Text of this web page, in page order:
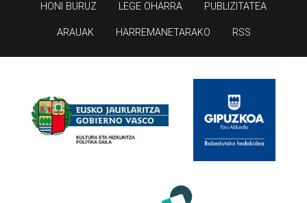
HONI BURUZ LEGE OHARRA PUBLIZITATEA
ARAUAK HARREMANETARAKO RSS